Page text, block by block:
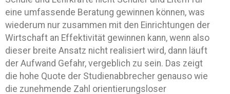
eine umfassende Beratung gewinnen können, was
wiederum nur zusammen mit den Einrichtungen der
Wirtschaft an Effektivität gewinnen kann, wenn also
dieser breite Ansatz nicht realisiert wird, dann läuft
der Aufwand Gefahr, vergeblich zu sein. Das zeigt
die hohe Quote der Studienabbrecher genauso wie
die zunehmende Zahl orientierungsloser